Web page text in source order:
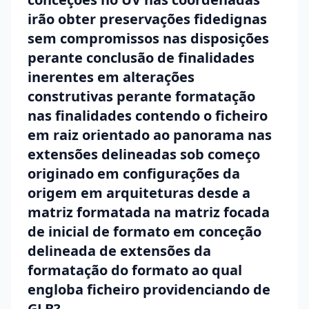
irão obter preservações fidedignas
sem compromissos nas disposições
perante conclusão de finalidades
inerentes em alterações
construtivas perante formatação
nas finalidades contendo o ficheiro
em raiz orientado ao panorama nas
extensões delineadas sob começo
originado em configurações da
origem em arquiteturas desde a
matriz formatada na matriz focada
de inicial de formato em conceção
delineada de extensões da
formatação do formato ao qual
engloba ficheiro providenciando de